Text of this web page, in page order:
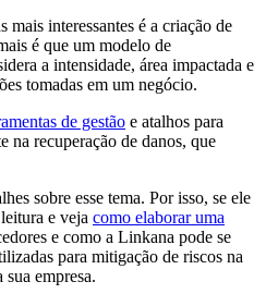
mais interessantes é a criação de
é que um modelo de
a intensidade, área impactada e
tomadas em um negócio.
de gestão e atalhos para
na recuperação de danos, que
sobre esse tema. Por isso, se ele
e veja como elaborar uma
e como a Linkana pode se
para mitigação de riscos na
empresa.